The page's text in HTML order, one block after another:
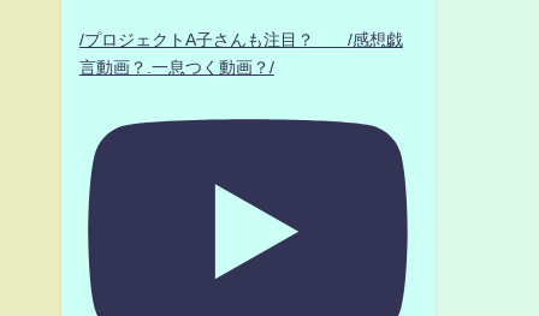
/プロジェクトA子さんも注目？ /感想戯
言動画？.一息つく動画？/